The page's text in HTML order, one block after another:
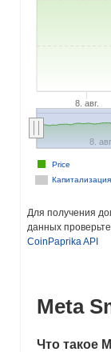
8. авг.
Price
8. авг.
Для получения
данных проверьте
CoinPaprika API
Meta
Что такое